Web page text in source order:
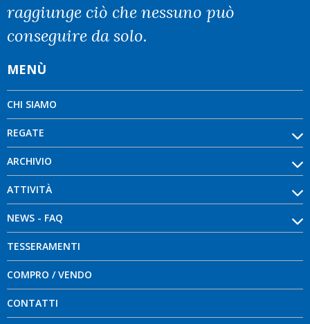
raggiunge ciò che nessuno può
conseguire da solo.
MENÙ
CHI SIAMO
REGATE
ARCHIVIO
ATTIVITÀ
NEWS - FAQ
TESSERAMENTI
COMPRO / VENDO
CONTATTI